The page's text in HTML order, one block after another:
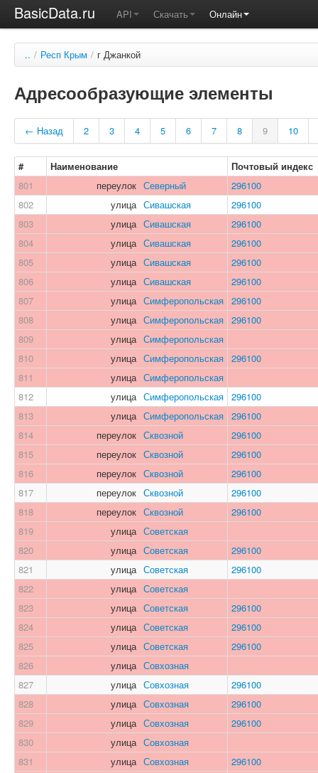
BasicData.ru API Скачать Онлайн
.. / Респ Крым / г Джанкой
Адресообразующие элементы
← Назад 2 3 4 5 6 7 8 9 10
# Наименование
Почтовый индекс
801
переулок Северный
296100
802
улица Сивашская
296100
803
улица Сивашская
296100
804
улица Сивашская
296100
805
улица Сивашская
296100
806
улица Сивашская
296100
807
улица Симферопольская 296100
808
улица Симферопольская 296100
809
улица Симферопольская
810
улица Симферопольская 296100
811
улица Симферопольская
812
улица Симферопольская 296100
813
улица Симферопольская 296100
814
переулок Сквозной
296100
815
переулок Сквозной
296100
816
переулок Сквозной
296100
817
переулок Сквозной
296100
818
переулок Сквозной
296100
819
улица Советская
820
улица Советская
296100
821
улица Советская
296100
822
улица Советская
823
улица Советская
296100
824
улица Советская
296100
825
улица Советская
296100
826
улица Совхозная
827
улица Совхозная
296100
828
улица Совхозная
296100
829
улица Совхозная
296100
830
улица Совхозная
831
улица Совхозная
296100